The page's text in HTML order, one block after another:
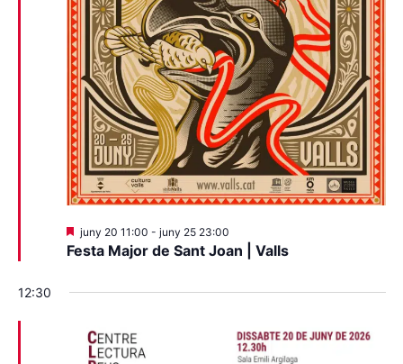
Festa Major de Sant Joan | Valls
Destacats
juny 20 11:00 - juny 25 23:00
12:30